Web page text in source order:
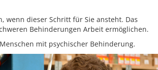
wenn dieser Schritt für Sie ansteht. Das
Behinderungen Arbeit ermöglichen.
mit psychischer Behinderung.